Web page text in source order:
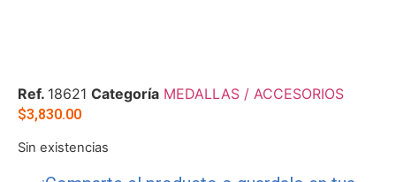
Ref. 18621 Categoría MEDALLAS / ACCESORIOS
$3,830.00
Sin existencias